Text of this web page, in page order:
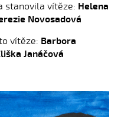
stanovila vítěze: Helena
Novosadová
vítěze: Barbora
Janáčová